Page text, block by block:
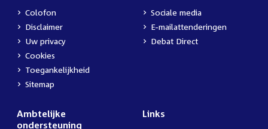
Colofon
Disclaimer
Uw privacy
Cookies
Toegankelijkheid
Sitemap
Sociale media
E-mailattenderingen
Debat Direct
Ambtelijke
ondersteuning
Links